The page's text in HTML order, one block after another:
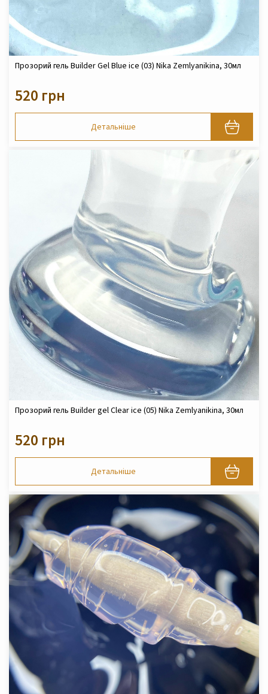
Прозорий гель Builder Gel Blue ice (03) Nika Zemlyanikina, 30мл
520 грн
Детальніше
Прозорий гель Builder gel Clear ice (05) Nika Zemlyanikina, 30мл
520 грн
Детальніше